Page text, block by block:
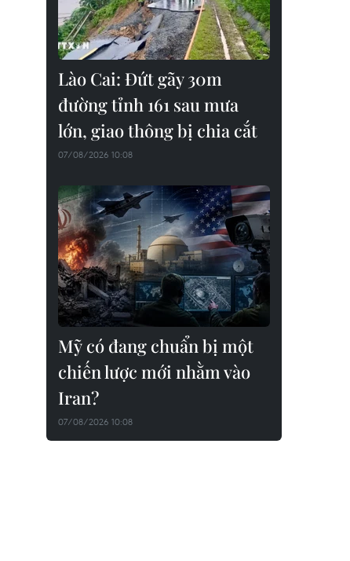
Lào Cai: Đứt gãy 30m
đường tỉnh 161 sau mưa
lớn, giao thông bị chia cắt
07/08/2026 10:08
Mỹ có đang chuẩn bị một
chiến lược mới nhằm vào
Iran?
07/08/2026 10:08